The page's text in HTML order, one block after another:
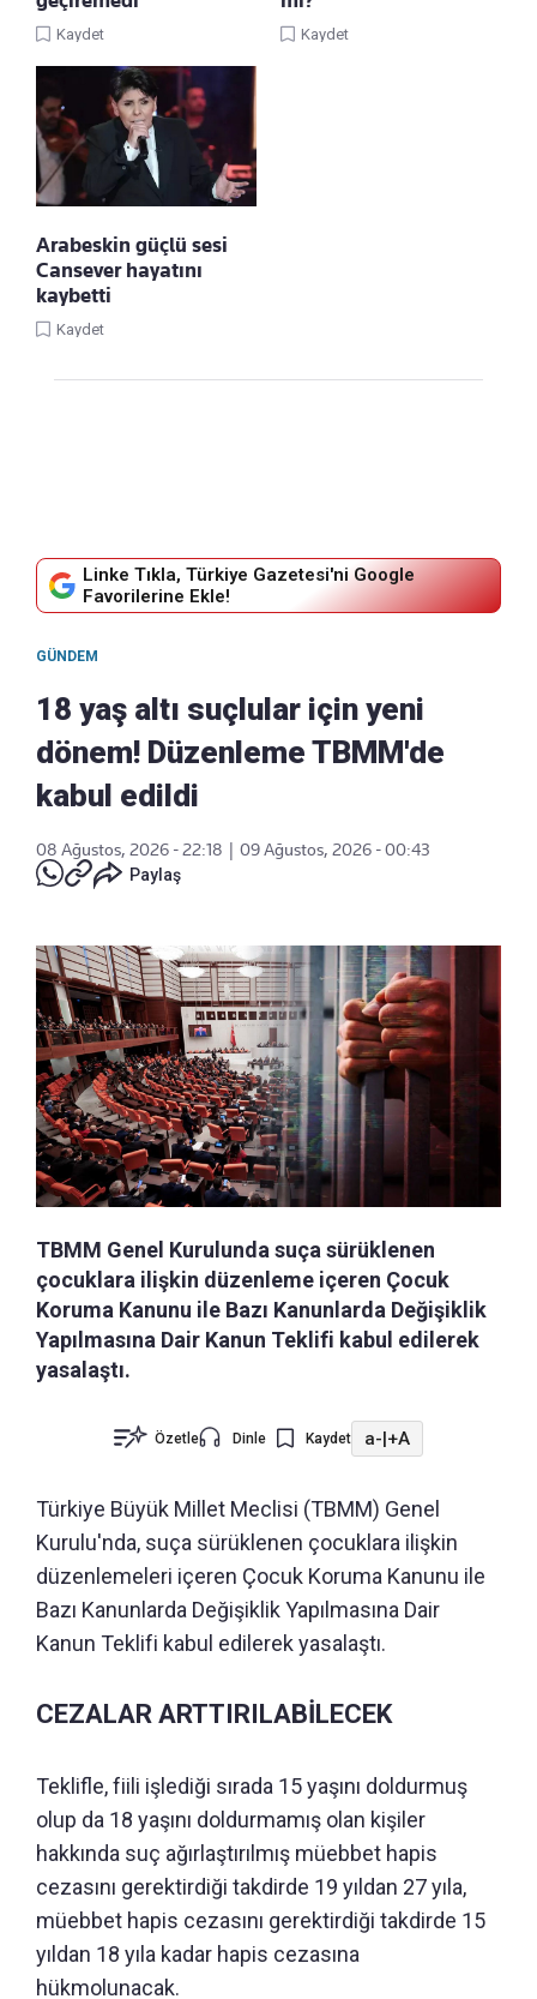
Kaydet Kaydet
Arabeskin güçlü sesi
Cansever hayatını
kaybetti
Kaydet
Linke Tıkla, Türkiye Gazetesi'ni Google
Favorilerine Ekle!
GÜNDEM
18 yaş altı suçlular için yeni
dönem! Düzenleme TBMM'de
kabul edildi
08 Ağustos, 2026 - 22:18
09 Ağustos, 2026 - 00:43
Paylaş
TBMM Genel Kurulunda suça sürüklenen
çocuklara ilişkin düzenleme içeren Çocuk
Koruma Kanunu ile Bazı Kanunlarda Değişiklik
Yapılmasına Dair Kanun Teklifi kabul edilerek
yasalaştı.
Özetle Dinle Kaydet a-|+A
Türkiye Büyük Millet Meclisi (TBMM) Genel
Kurulu'nda, suça sürüklenen çocuklara ilişkin
düzenlemeleri içeren Çocuk Koruma Kanunu ile
Bazı Kanunlarda Değişiklik Yapılmasına Dair
Kanun Teklifi kabul edilerek yasalaştı.
CEZALAR ARTTIRILABİLECEK
Teklifle, fiili işlediği sırada 15 yaşını doldurmuş
olup da 18 yaşını doldurmamış olan kişiler
hakkında suç ağırlaştırılmış müebbet hapis
cezasını gerektirdiği takdirde 19 yıldan 27 yıla,
müebbet hapis cezasını gerektirdiği takdirde 15
yıldan 18 yıla kadar hapis cezasına
hükmolunacak.